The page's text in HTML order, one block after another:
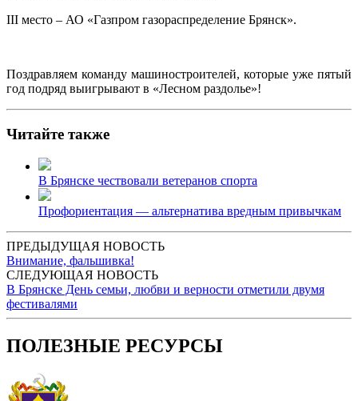
III место – АО «Газпром газораспределение Брянск».
Поздравляем команду машиностроителей, которые уже пятый
год подряд выигрывают в «Лесном раздолье»!
Читайте также
В Брянске чествовали ветеранов спорта
Профориентация — альтернатива вредным привычкам
ПРЕДЫДУЩАЯ НОВОСТЬ
Внимание, фальшивка!
СЛЕДУЮЩАЯ НОВОСТЬ
В Брянске День семьи, любви и верности отметили двумя
фестивалями
ПОЛЕЗНЫЕ РЕСУРСЫ